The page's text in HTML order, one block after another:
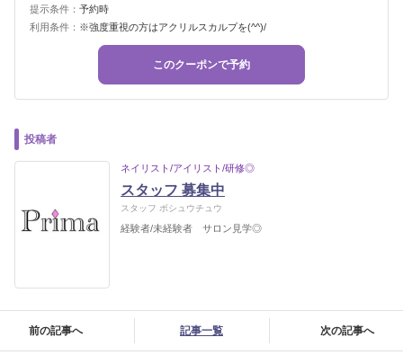
提示条件： 予約時
利用条件： ※強度重視の方はアクリルスカルプを(^^)/
このクーポンで予約
投稿者
ネイリスト/アイリスト/研修◎
スタッフ 募集中
スタッフ ボシュウチュウ
経験者/未経験者 サロン見学◎
前の記事へ 記事一覧 次の記事へ